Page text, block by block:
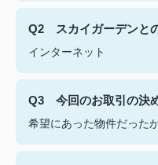
Q2 スカイガーデンと
インターネット
Q3 今回のお取引の決
希望にあった物件だった